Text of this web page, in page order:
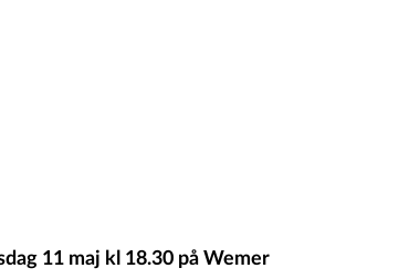
11 maj kl 18.30 på Wemer